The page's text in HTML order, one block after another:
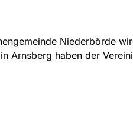
Niederbörde
Arnsberg haben der